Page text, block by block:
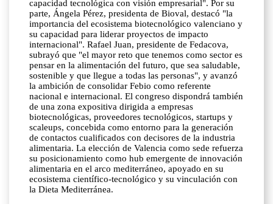
capacidad tecnológica con visión empresarial". Por su
parte, Ángela Pérez, presidenta de Bioval, destacó "la
importancia del ecosistema biotecnológico valenciano y
su capacidad para liderar proyectos de impacto
internacional". Rafael Juan, presidente de Fedacova,
subrayó que "el mayor reto que tenemos como sector es
pensar en la alimentación del futuro, que sea saludable,
sostenible y que llegue a todas las personas", y avanzó
la ambición de consolidar Febio como referente
nacional e internacional. El congreso dispondrá también
de una zona expositiva dirigida a empresas
biotecnológicas, proveedores tecnológicos, startups y
scaleups, concebida como entorno para la generación
de contactos cualificados con decisores de la industria
alimentaria. La elección de Valencia como sede refuerza
su posicionamiento como hub emergente de innovación
alimentaria en el arco mediterráneo, apoyado en su
ecosistema científico-tecnológico y su vinculación con
la Dieta Mediterránea.